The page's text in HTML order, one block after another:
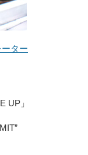
ター
UP」